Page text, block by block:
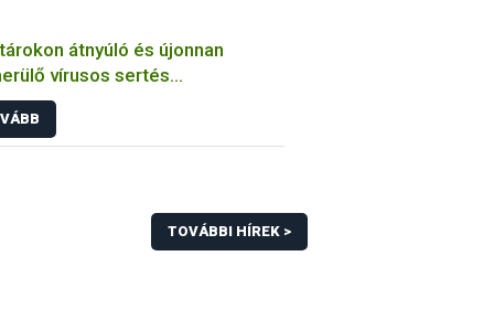
átnyúló és újonnan
vírusos sertés
megelőzése és
Közép-Európában
TOVÁBBI HÍREK >